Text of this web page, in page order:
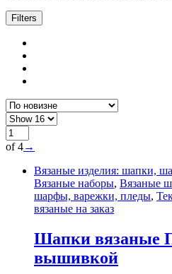
Filters
of 4→
Вязаные изделия: шапки,
Вязаные наборы, Вязаные
шарфы, варежки, пледы,
вязаные на заказ
Шапки вязаные
вышивкой